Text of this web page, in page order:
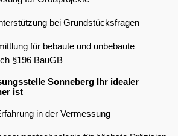
bei Grundstücksfragen
für bebaute und unbebaute
§196 BauGB
Sonneberg Ihr idealer
ist
in der Vermessung